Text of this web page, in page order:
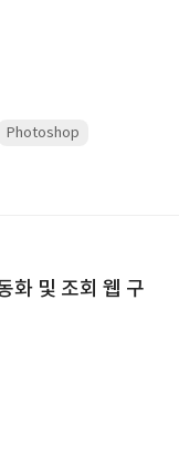
Photoshop
화 및 조회 웹 구